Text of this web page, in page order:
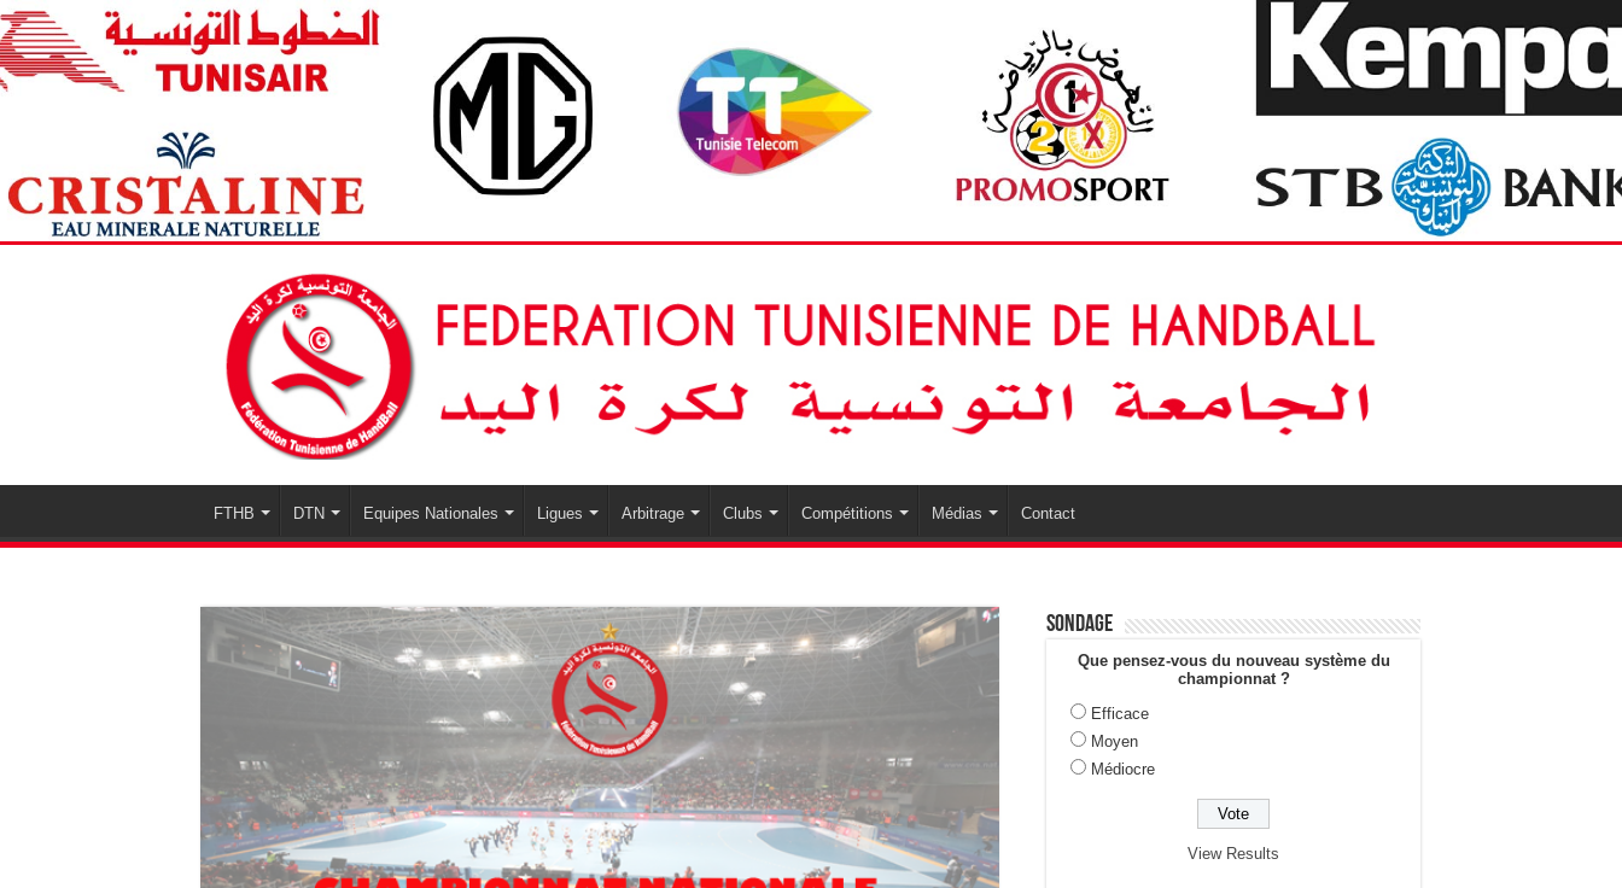
FTHB DTN Equipes Nationales Ligues Arbitrage Clubs Compétitions Médias Contact
Sondage
Que pensez-vous du nouveau système du
championnat ?
Efficace
Moyen
Médiocre
View Results